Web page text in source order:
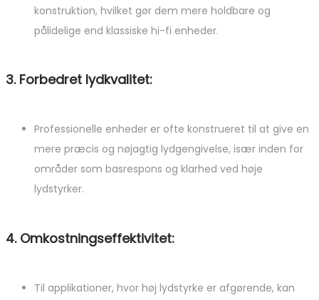
konstruktion, hvilket gør dem mere holdbare og
pålidelige end klassiske hi-fi enheder.
3. Forbedret lydkvalitet:
Professionelle enheder er ofte konstrueret til at give en
mere præcis og nøjagtig lydgengivelse, især inden for
områder som basrespons og klarhed ved høje
lydstyrker.
4. Omkostningseffektivitet:
Til applikationer, hvor høj lydstyrke er afgørende, kan